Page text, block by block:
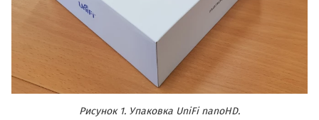
Рисунок 1. Упаковка UniFi nanoHD.